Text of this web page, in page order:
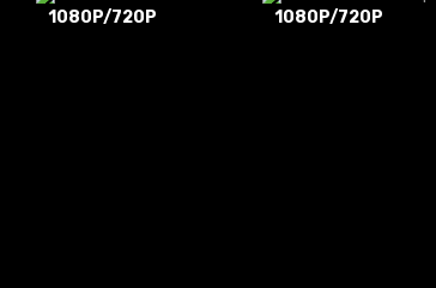
1080P/720P 1080P/720P